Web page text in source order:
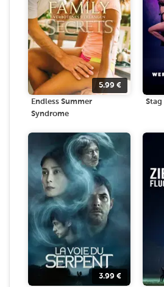
5.99 €
Endless Summer
Syndrome
3.99 €